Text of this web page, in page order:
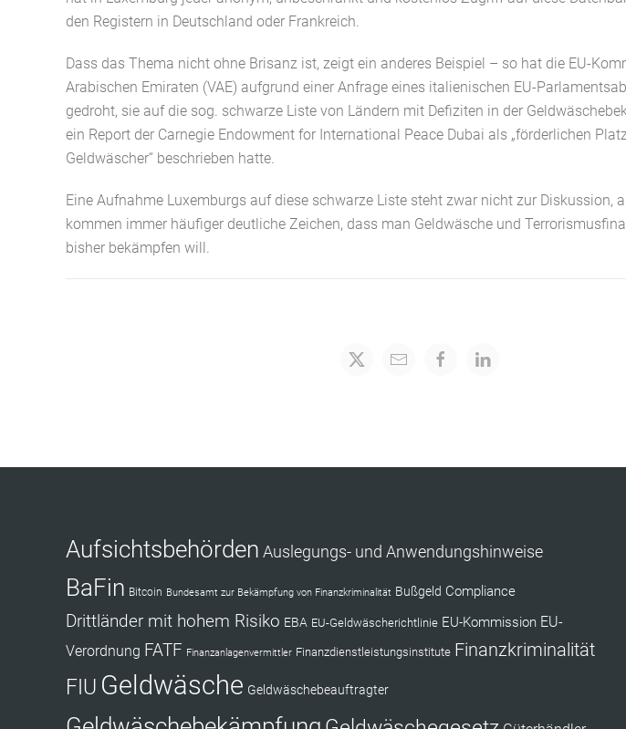
den Registern in Deutschland oder Frankreich.
Dass das Thema nicht ohne Brisanz ist, zeigt ein anderes Beispiel – so hat die EU-
Arabischen Emiraten (VAE) aufgrund einer Anfrage eines italienischen EU-
gedroht, sie auf die sog. schwarze Liste von Ländern mit Defiziten in der
ein Report der Carnegie Endowment for International Peace Dubai als „förderlichen
Geldwäscher“ beschrieben hatte.
Eine Aufnahme Luxemburgs auf diese schwarze Liste steht zwar nicht zur Diskussion,
kommen immer häufiger deutliche Zeichen, dass man Geldwäsche und
bisher bekämpfen will.
Aufsichtsbehörden Auslegungs- und Anwendungshinweise
BaFin Bitcoin Bundesamt zur Bekämpfung von Finanzkriminalität Bußgeld Compliance
Drittländer mit hohem Risiko EBA EU-Geldwäscherichtlinie EU-Kommission EU-
Verordnung FATF Finanzanlagenvermittler Finanzdienstleistungsinstitute Finanzkriminalität
FIU Geldwäsche Geldwäschebeauftragter